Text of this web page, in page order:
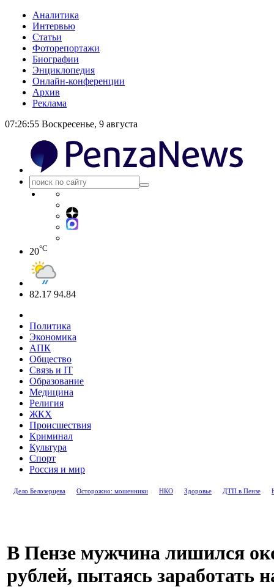
Аналитика
Интервью
Статьи
Фоторепортажи
Биографии
Энциклопедия
Онлайн-конференции
Архив
Реклама
07:26:55 Воскресенье, 9 августа
20°C
82.17 94.84
Политика
Экономика
АПК
Общество
Связь и IT
Образование
Медицина
Религия
ЖКХ
Происшествия
Криминал
Культура
Спорт
Россия и мир
Дело Белозерцева Осторожно: мошенники НКО Здоровье ДТП в Пензе
В Пензе мужчина лишился
рублей, пытаясь заработать